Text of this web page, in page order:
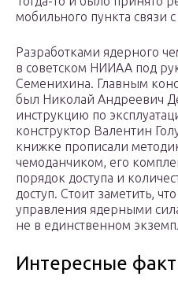
мобильного пункта связи
Разработками ядерного
в советском НИИАА под
Семенихина. Главным
был Николай Андреевич
инструкцию по
конструктор Валентин
книжке прописали
чемоданчиком, его
порядок доступа и
доступ. Стоит заметить,
управления ядерными
не в единственном
Интересные